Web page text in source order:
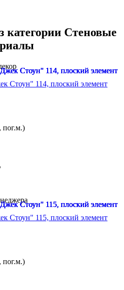
категории Стеновые
Стоун" 114, плоский элемент
пог.м.)
Стоун" 115, плоский элемент
пог.м.)